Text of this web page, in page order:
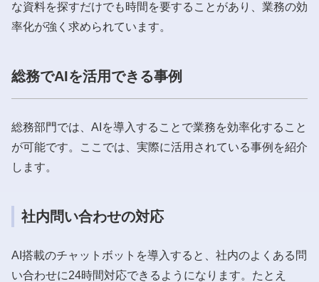
な資料を探すだけでも時間を要することがあり、業務の効
率化が強く求められています。
総務でAIを活用できる事例
総務部門では、AIを導入することで業務を効率化すること
が可能です。ここでは、実際に活用されている事例を紹介
します。
社内問い合わせの対応
AI搭載のチャットボットを導入すると、社内のよくある問
い合わせに24時間対応できるようになります。たとえ